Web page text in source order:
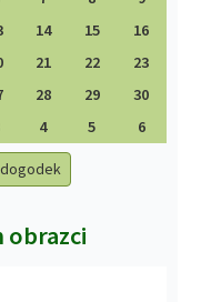
14 15
16
21 22
23
28 29
30
4 5 6
obrazci